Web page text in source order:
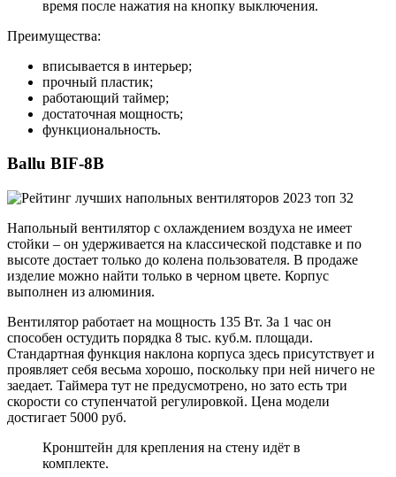
время после нажатия на кнопку выключения.
Преимущества:
вписывается в интерьер;
прочный пластик;
работающий таймер;
достаточная мощность;
функциональность.
Ballu BIF-8B
Напольный вентилятор с охлаждением воздуха не имеет
стойки – он удерживается на классической подставке и по
высоте достает только до колена пользователя. В продаже
изделие можно найти только в черном цвете. Корпус
выполнен из алюминия.
Вентилятор работает на мощность 135 Вт. За 1 час он
способен остудить порядка 8 тыс. куб.м. площади.
Стандартная функция наклона корпуса здесь присутствует и
проявляет себя весьма хорошо, поскольку при ней ничего не
заедает. Таймера тут не предусмотрено, но зато есть три
скорости со ступенчатой регулировкой. Цена модели
достигает 5000 руб.
Кронштейн для крепления на стену идёт в
комплекте.